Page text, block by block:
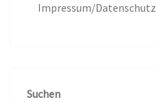
Impressum/Datenschutz
Suchen